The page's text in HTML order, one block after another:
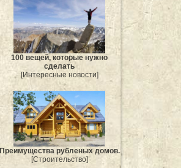
100 вещей, которые нужно
сделать
[Интересные новости]
Преимущества рубленых домов.
[Строительство]